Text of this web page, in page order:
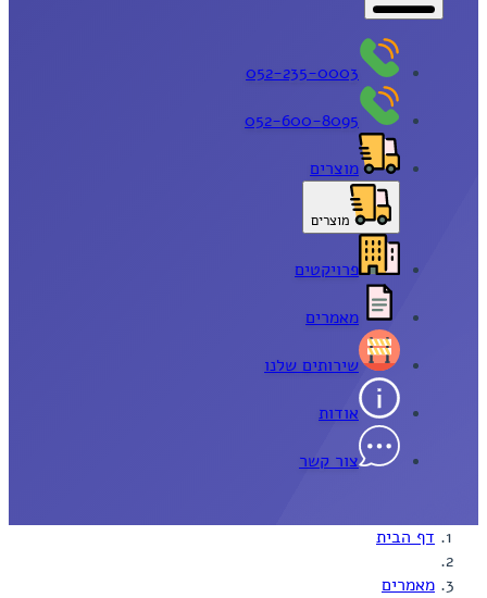
052-235-0003
052-600-8095
מוצרים
מוצרים
פרויקטים
מאמרים
שירותים שלנו
אודות
צור קשר
דף הבית
מאמרים